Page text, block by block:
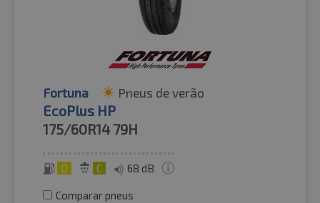
Fortuna Pneus de verão
EcoPlus HP
175/60R14 79H
D C 68 dB
Comparar pneus